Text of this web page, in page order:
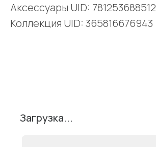
Аксессуары UID: 781253688512
Коллекция UID: 365816676943
Загрузка...